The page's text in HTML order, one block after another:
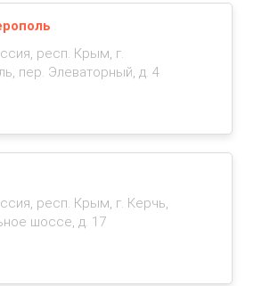
респ. Крым, г.
пер. Элеваторный, д. 4
респ. Крым, г. Керчь,
шоссе, д. 17